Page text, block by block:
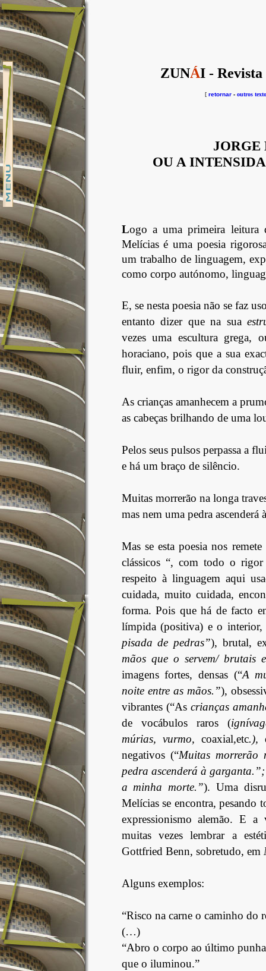
ZUNÁI - Revista
[ retornar - outros
OU A
Logo a uma primeira leitura
Melícias é uma poesia
um trabalho de linguagem,
como corpo autónomo,
E, se nesta poesia não se faz
entanto dizer que na sua
vezes uma escultura grega,
horaciano, pois que a sua
fluir, enfim, o rigor da
As crianças amanhecem a
as cabeças brilhando de uma
Pelos seus pulsos perpassa a
e há um braço de silêncio.
Muitas morrerão na longa
mas nem uma pedra ascenderá
Mas se esta poesia nos
clássicos “, com todo o
respeito à linguagem aqui
cuidada, muito cuidada,
forma. Pois que há de facto
límpida (positiva) e o
pisada de pedras”), brutal,
mãos que o servem/ brutais
imagens fortes, densas (“A
noite entre as mãos.”),
vibrantes (“Ascrianças
de vocábulos raros (
múrias, vurmo, coaxial,etc.),
negativos (“Muitas morrerão
pedra ascenderá à garganta.”;
a minha morte.”). Uma
Melícias se encontra, pesando
expressionismo alemão. E a
muitas vezes lembrar a
Gottfried Benn, sobretudo, em
Alguns exemplos:
“Risco na carne o caminho do
(…)
“Abro o corpo ao último
que o iluminou.”